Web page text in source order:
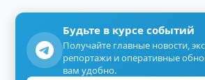
Будьте в курсе событий
Получайте главные новости,
репортажи и оперативные
вам удобно.